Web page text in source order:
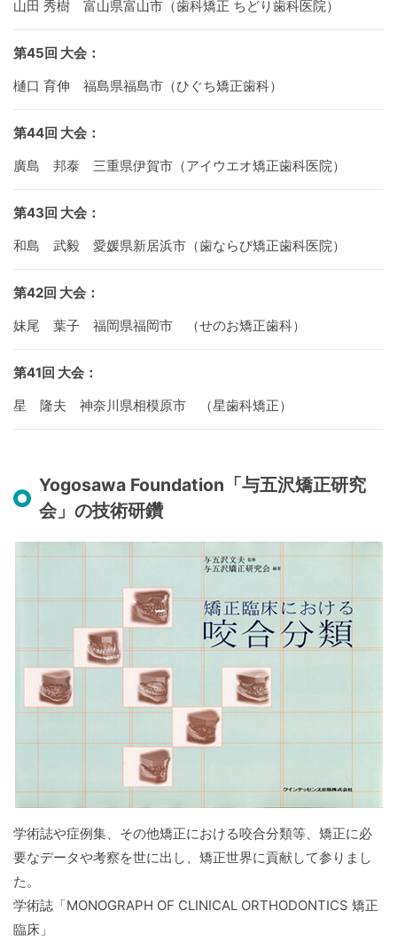
山田 秀樹 富山県富山市（歯科矯正 ちどり歯科医院）
第45回 大会：
樋口 育伸 福島県福島市（ひぐち矯正歯科）
第44回 大会：
廣島 邦泰 三重県伊賀市（アイウエオ矯正歯科医院）
第43回 大会：
和島 武毅 愛媛県新居浜市（歯ならび矯正歯科医院）
第42回 大会：
妹尾 葉子 福岡県福岡市 （せのお矯正歯科）
第41回 大会：
星 隆夫 神奈川県相模原市 （星歯科矯正）
Yogosawa Foundation「与五沢矯正研究
会」の技術研鑽
学術誌や症例集、その他矯正における咬合分類等、矯正に必
要なデータや考察を世に出し、矯正世界に貢献して参りまし
た。
学術誌「MONOGRAPH OF CLINICAL ORTHODONTICS 矯正
臨床」